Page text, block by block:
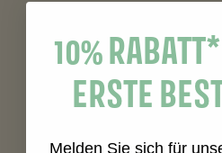
in deinen
10%
ERSTE
Melden Sie sich für